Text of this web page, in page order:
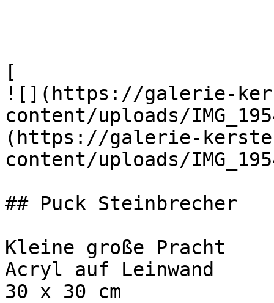
[
![](https://galerie-
content/uploads/
(https://galerie-
content/uploads/
## Puck Steinbrecher
Kleine große Pracht
Acryl auf Leinwand
30 x 30 cm